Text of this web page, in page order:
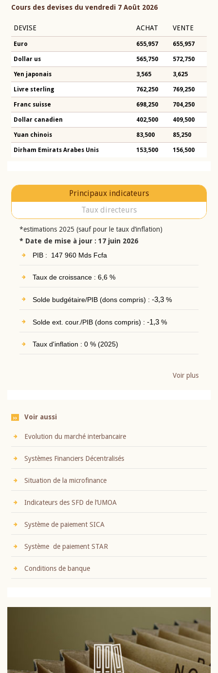
Cours des devises du vendredi 7 Août 2026
DEVISE ACHAT VENTE
Euro 655,957 655,957
Dollar us 565,750 572,750
Yen japonais 3,565 3,625
Livre sterling 762,250 769,250
Franc suisse 698,250 704,250
Dollar canadien 402,500 409,500
Yuan chinois 83,500 85,250
Dirham Emirats Arabes Unis 153,500 156,500
Principaux indicateurs
Taux directeurs
*estimations 2025 (sauf pour le taux d’inflation)
* Date de mise à jour : 17 juin 2026
PIB : 147 960 Mds Fcfa
Taux de croissance : 6,6 %
Solde budgétaire/PIB (dons compris) : -3,3%
Solde ext. cour./PIB (dons compris) : -1,3%
Taux d'inflation : 0 % (2025)
Voir plus
Voir aussi
Evolution du marché interbancaire
Systèmes Financiers Décentralisés
Situation de la microfinance
Indicateurs des SFD de l’UMOA
Système de paiement SICA
Système de paiement STAR
Conditions de banque